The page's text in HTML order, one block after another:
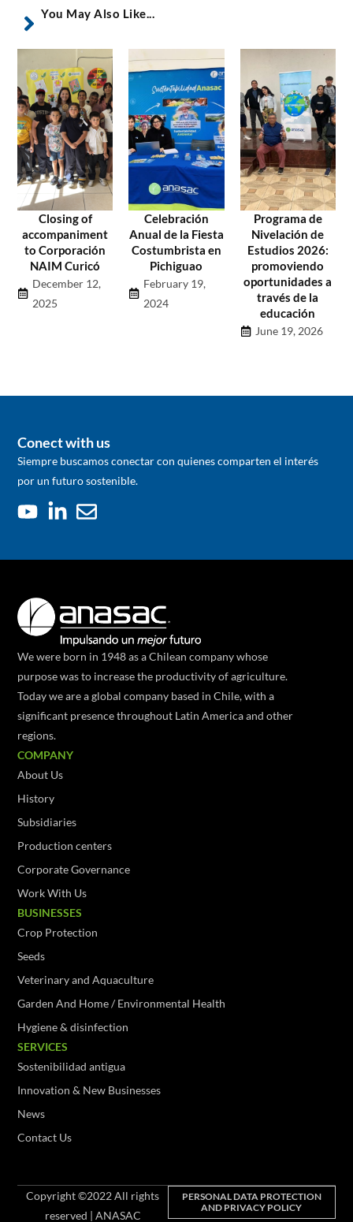
You May Also Like...
Closing of
accompaniment
to Corporación
NAIM Curicó
December 12,
2025
Celebración
Anual de la Fiesta
Costumbrista en
Pichiguao
February 19,
2024
Programa de
Nivelación de
Estudios 2026:
promoviendo
oportunidades a
través de la
educación
June 19, 2026
Conect with us
Siempre buscamos conectar con quienes comparten el interés
por un futuro sostenible.
We were born in 1948 as a Chilean company whose
purpose was to increase the productivity of agriculture.
Today we are a global company based in Chile, with a
significant presence throughout Latin America and other
regions.
COMPANY
About Us
History
Subsidiaries
Production centers
Corporate Governance
Work With Us
BUSINESSES
Crop Protection
Seeds
Veterinary and Aquaculture
Garden And Home / Environmental Health
Hygiene & disinfection
SERVICES
Sostenibilidad antigua
Innovation & New Businesses
News
Contact Us
Copyright ©2022 All rights
reserved | ANASAC
PERSONAL DATA PROTECTION
AND PRIVACY POLICY